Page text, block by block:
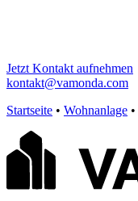
Jetzt Kontakt aufnehmen
kontakt@vamonda.com
Startseite • Wohnanlage •